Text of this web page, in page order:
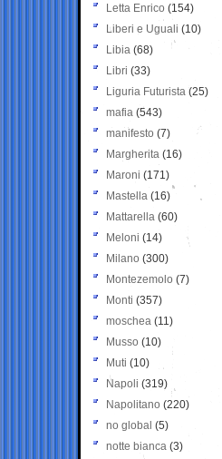
Letta Enrico (154)
Liberi e Uguali (10)
Libia (68)
Libri (33)
Liguria Futurista (25)
mafia (543)
manifesto (7)
Margherita (16)
Maroni (171)
Mastella (16)
Mattarella (60)
Meloni (14)
Milano (300)
Montezemolo (7)
Monti (357)
moschea (11)
Musso (10)
Muti (10)
Napoli (319)
Napolitano (220)
no global (5)
notte bianca (3)